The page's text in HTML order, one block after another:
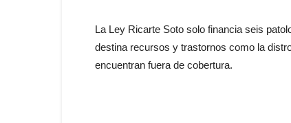
La Ley Ricarte Soto solo financia seis
destina recursos y trastornos como la
encuentran fuera de cobertura.